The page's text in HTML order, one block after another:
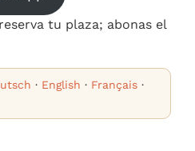
tu plaza; abonas el
· English · Français ·